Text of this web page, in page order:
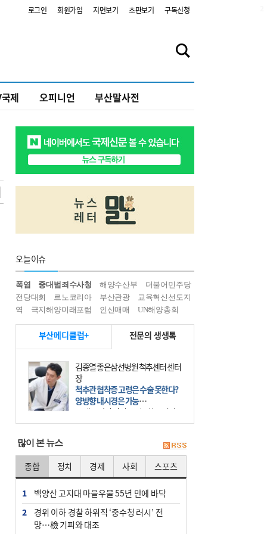
로그인 회원가입 지면보기 초판보기 구독신청
제 오피니언 부산말사전
오늘이슈
폭염 중대범죄수사청 해양수산부
더불어민주당
전당대회
르노코리아 부산관광
교육혁신선도지
역
극지해양미래포럼 인신매매 UN해양총회
부산메디클럽+ 전문의 생생톡
이승준 거인병원 대표원장
회전근개 재파열 잦은 편…어깨 진피
보강술 고려를
어깨병변은 어깨를 이루는 인체 조직
에 발생하는 손상을 말한다. 여기에
는 오십견과 회전근개 증후군, 어깨
많이 본 뉴스
종합 정치 경제 사회 스포츠
1
백양산 고지대 마을우물 55년 만에 바닥
2
경위 이하 경찰 하위직 ‘중수청 러시’ 전
망…檢 기피와 대조